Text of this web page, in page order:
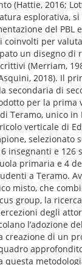
(Hattie, 2016;
esplorativa,
del PBL
coinvolti per
un disegno di
(Merriam,
2018). Il
secondaria di
per la prima
Teramo, unico in
verticale di
selezionato
insegnanti e 126
primaria e 4
a Teramo.
misto, che
group, la
degli
l’adozione
creazione di un
questa